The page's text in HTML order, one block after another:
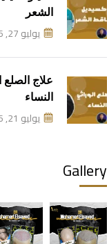
الشعر
يوليو 27, 2026
علاج الصلع
النساء
يوليو 21, 2026
Gallery